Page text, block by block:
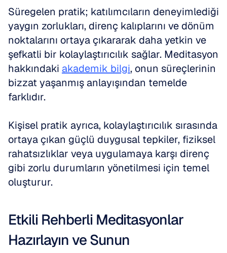
Süregelen pratik; katılımcıların deneyimlediği
yaygın zorlukları, direnç kalıplarını ve dönüm
noktalarını ortaya çıkararak daha yetkin ve
şefkatli bir kolaylaştırıcılık sağlar. Meditasyon
hakkındaki akademik bilgi, onun süreçlerinin
bizzat yaşanmış anlayışından temelde
farklıdır.
Kişisel pratik ayrıca, kolaylaştırıcılık sırasında
ortaya çıkan güçlü duygusal tepkiler, fiziksel
rahatsızlıklar veya uygulamaya karşı direnç
gibi zorlu durumların yönetilmesi için temel
oluşturur.
Etkili Rehberli Meditasyonlar
Hazırlayın ve Sunun